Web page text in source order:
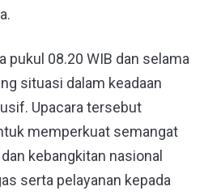
pukul 08.20 WIB dan selama
situasi dalam keadaan
Upacara tersebut
memperkuat semangat
kebangkitan nasional
serta pelayanan kepada